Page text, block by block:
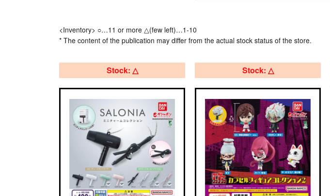
<Inventory> ○…11 or more △(few left)…1-10
* The content of the publication may differ from the actual stock status of the store.
Stock: △ Stock: △